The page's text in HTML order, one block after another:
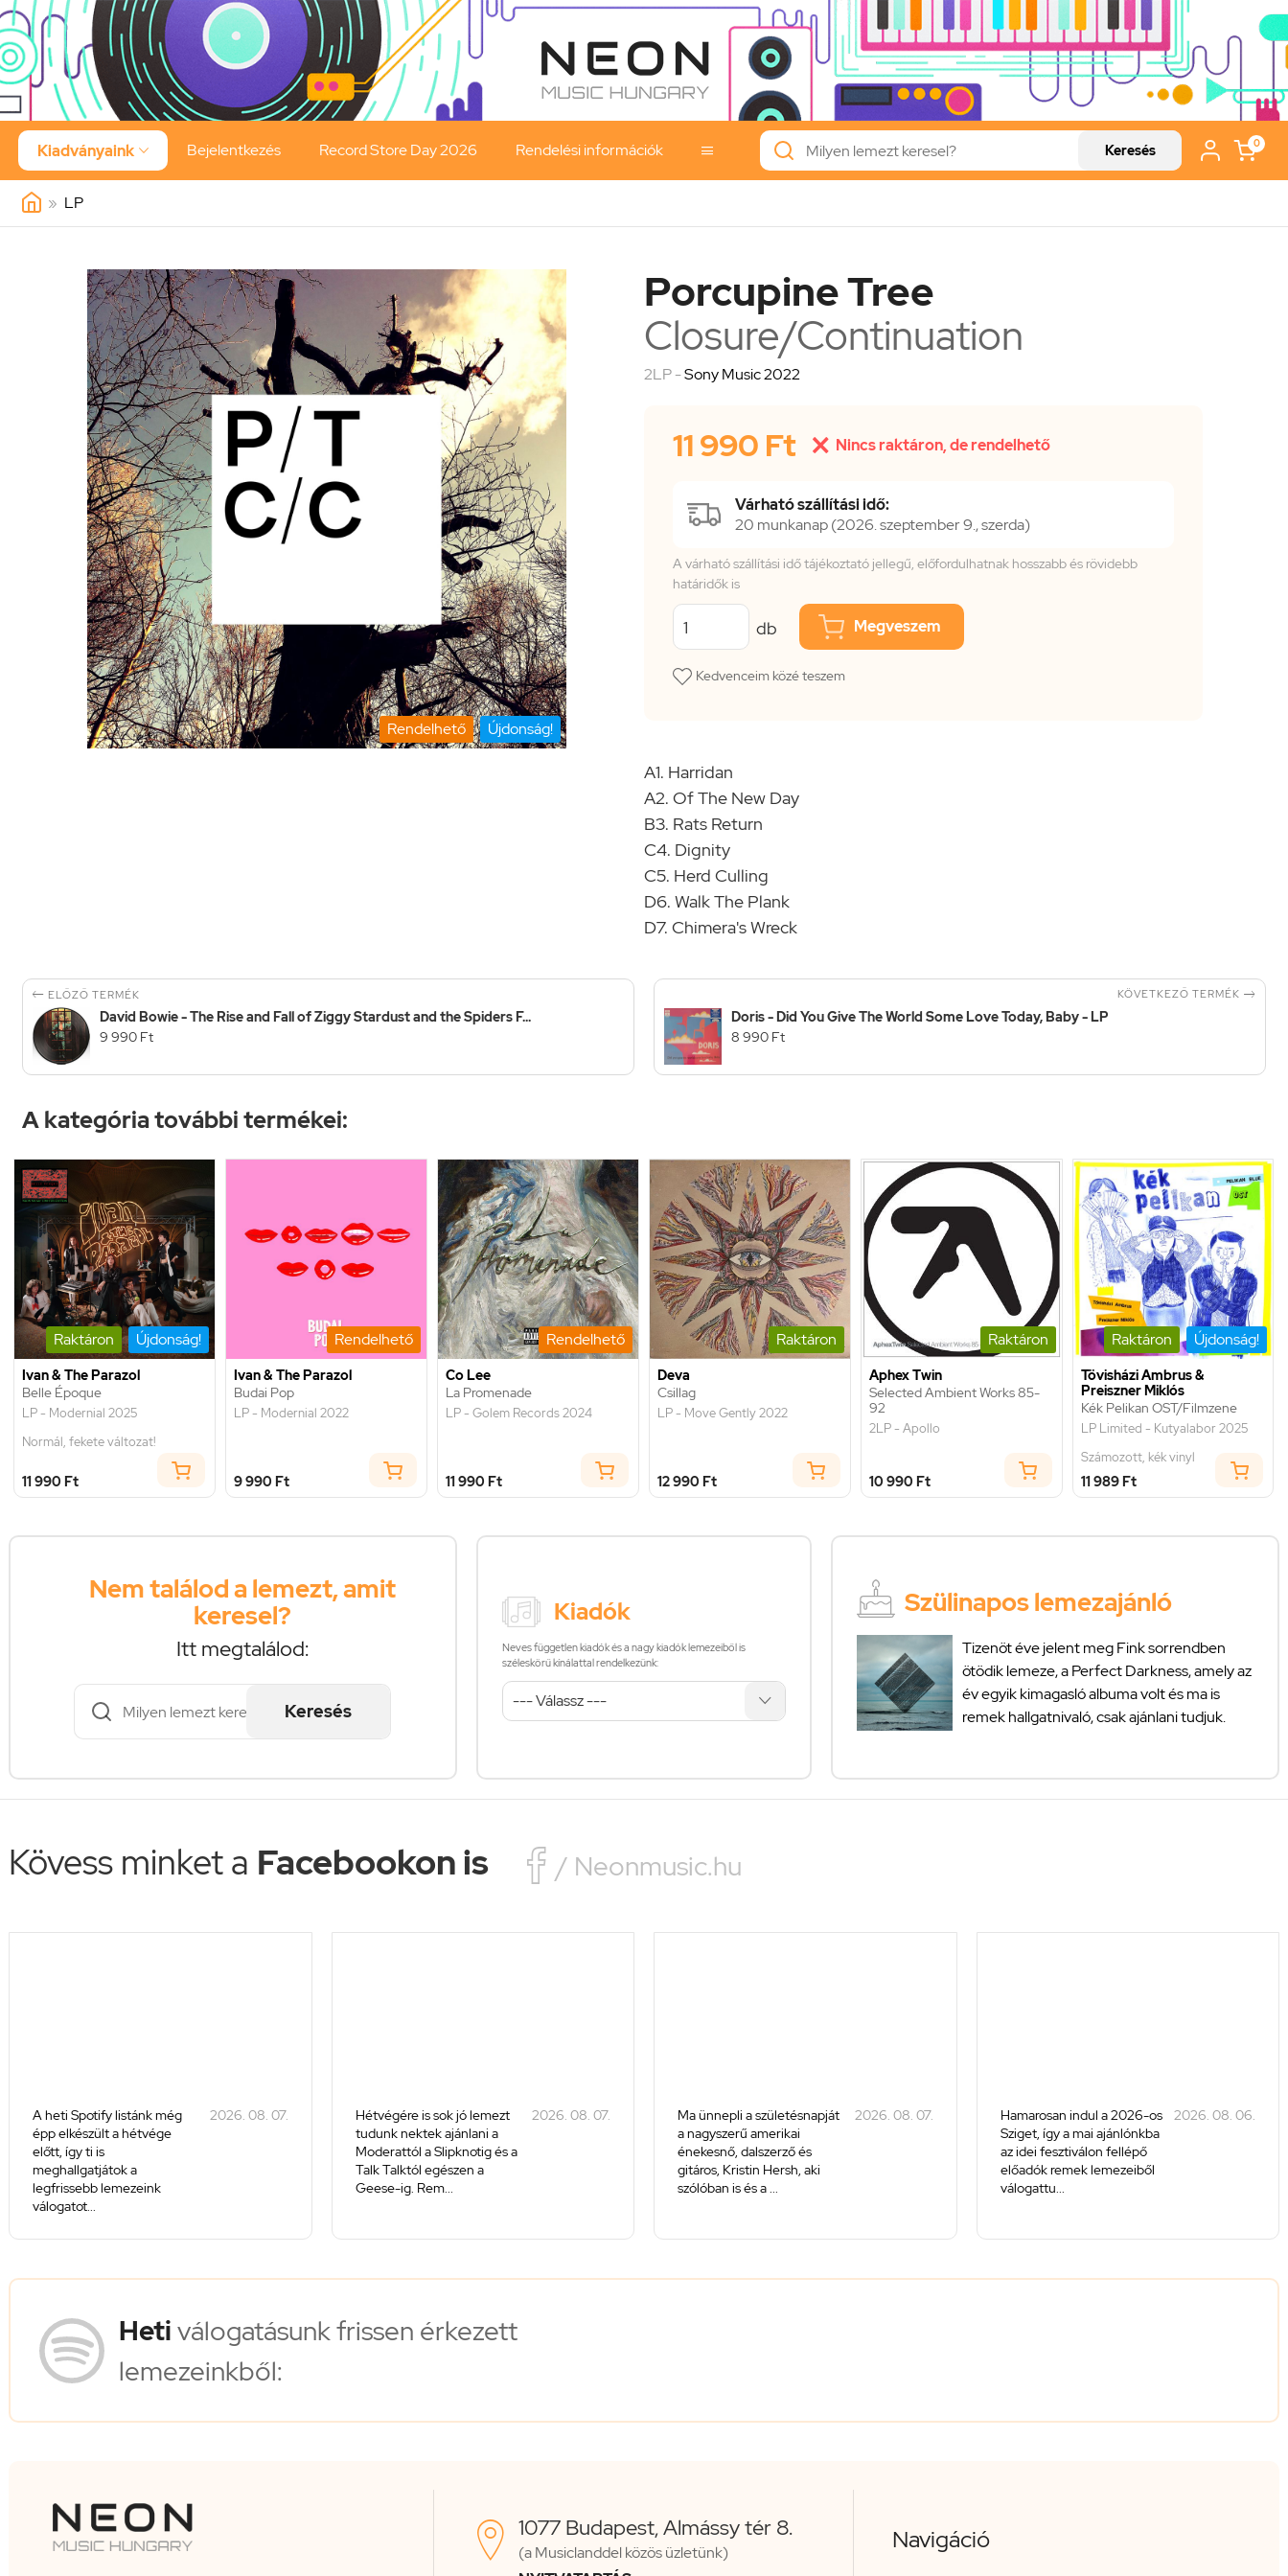
Kiadványaink  Bejelentkezés Record Store Day 2026 Rendelési információk  Keresés 0
» LP
Rendelhető Újdonság!
Porcupine Tree
Closure/Continuation
2LP -Sony Music 2022
11 990 Ft  Nincs raktáron, de rendelhető
Várható szállítási idő:
20 munkanap (2026. szeptember 9., szerda)
A várható szállítási idő tájékoztató jellegű, előfordulhatnak hosszabb és rövidebb
határidők is
db Megveszem
Kedvenceim közé teszem
A1. Harridan
A2. Of The New Day
B3. Rats Return
C4. Dignity
C5. Herd Culling
D6. Walk The Plank
D7. Chimera's Wreck
 ELŐZŐ TERMÉK
David Bowie - The Rise and Fall of Ziggy Stardust and the Spiders F...
9 990 Ft
KÖVETKEZŐ TERMÉK 
Doris - Did You Give The World Some Love Today, Baby - LP
8 990 Ft
A kategória további termékei:
Raktáron Újdonság!
Ivan & The Parazol
Belle Époque
LP - Modernial 2025
Normál, fekete változat!
11 990 Ft
Rendelhető
Ivan & The Parazol
Budai Pop
LP - Modernial 2022
9 990 Ft
Rendelhető
Co Lee
La Promenade
LP - Golem Records 2024
11 990 Ft
Raktáron
Deva
Csillag
LP - Move Gently 2022
12 990 Ft
Raktáron
Aphex Twin
Selected Ambient Works 85-
92
2LP - Apollo
10 990 Ft
Raktáron Újdonság!
Tövisházi Ambrus &
Preiszner Miklós
Kék Pelikan OST/Filmzene
LP Limited - Kutyalabor 2025
Számozott, kék vinyl
11 989 Ft
Nem találod a lemezt, amit
keresel?
Itt megtalálod:
Keresés
Kiadók
Neves független kiadók és a nagy kiadók lemezeiből is
széleskörű kínálattal rendelkezünk:
Szülinapos lemezajánló
Tizenöt éve jelent meg Fink sorrendben
ötödik lemeze, a Perfect Darkness, amely az
év egyik kimagasló albuma volt és ma is
remek hallgatnivaló, csak ajánlani tudjuk.
Kövess minket a Facebookon is  / Neonmusic.hu
A heti Spotify listánk még
épp elkészült a hétvége
előtt, így ti is
meghallgatjátok a
legfrissebb lemezeink
válogatot...
2026. 08. 07.
Hétvégére is sok jó lemezt
tudunk nektek ajánlani a
Moderattól a Slipknotig és a
Talk Talktól egészen a
Geese-ig. Rem...
2026. 08. 07.
Ma ünnepli a születésnapját
a nagyszerű amerikai
énekesnő, dalszerző és
gitáros, Kristin Hersh, aki
szólóban is és a ...
2026. 08. 07.
Hamarosan indul a 2026-os
Sziget, így a mai ajánlónkba
az idei fesztiválon fellépő
előadók remek lemezeiből
válogattu...
2026. 08. 06.
Hetiválogatásunk frissen érkezett
lemezeinkből:
 1077 Budapest, Almássy tér 8.
(a Musiclanddel közös üzletünk)
Navigáció